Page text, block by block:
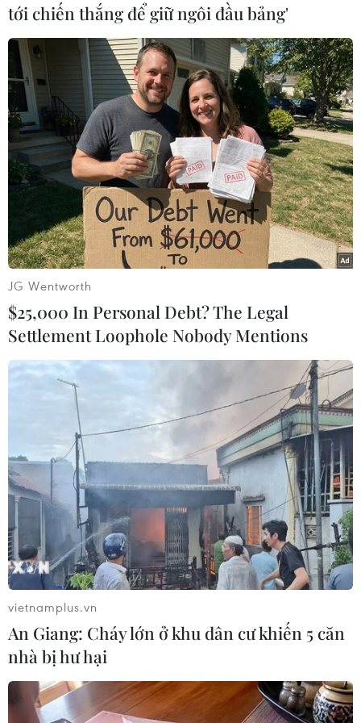
08/12/2018 13:07
Căng thẳng quanh vụ Skripal: Nga
chỉ trích Anh vi phạm luật quốc tế
23/11/2018 05:20
Anh công bố video về nghi phạm đầu
độc cựu điệp viên Skripal
23/11/2018 02:44
Nga coi mọi trừng phạt của Mỹ liên
quan vũ khí hóa học là bất hợp pháp
07/11/2018 13:26
Mỹ có thể bổ sung trừng phạt Nga
liên quan vụ cựu điệp viên bị đầu độc
07/11/2018 05:41
Nga: Những cáo buộc của phương
Tây trong vụ Skripal là lố bịch
17/10/2018 00:14
Nga: Bellingcat không tiến hành điều
tra về vụ Salisbury
15/10/2018 02:25
tới chiến thắng để giữ ngôi đầu bảng'
JG Wentworth
$25,000 In Personal Debt? The Legal
Settlement Loophole Nobody Mentions
vietnamplus.vn
An Giang: Cháy lớn ở khu dân cư khiến 5 căn
nhà bị hư hại